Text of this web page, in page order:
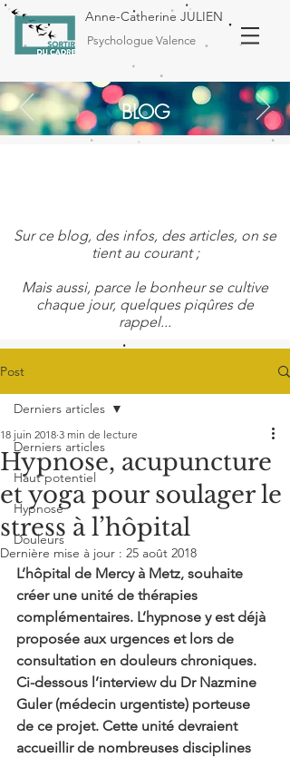
Anne-Catherine JULIEN
Psychologue Valence
BLOG
Sur ce blog, des infos, des articles, on se
tient au courant ;
Mais aussi, parce le bonheur se cultive
chaque jour, quelques piqûres de
rappel...
Post
Derniers articles
Haut potentiel
Hypnose
Douleurs
Derniers articles
Hypnose, acupuncture
et yoga pour soulager le
stress à l’hôpital
18 juin 2018 3 min de lecture
Dernière mise à jour : 25 août 2018
L’hôpital de Mercy à Metz, souhaite
créer une unité de thérapies
complémentaires. L’hypnose y est déjà
proposée aux urgences et lors de
consultation en douleurs chroniques.
Ci-dessous l’interview du Dr Nazmine
Guler (médecin urgentiste) porteuse
de ce projet. Cette unité devraient
accueillir de nombreuses disciplines